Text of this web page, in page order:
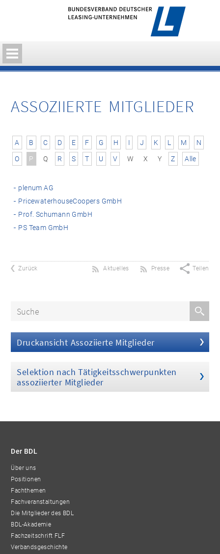
ASSOZIIERTE MITGLIEDER
A B C D E F G H I J K L M N
O P Q R S T U V W X Y Z Alle
plenum AG
PricewaterhouseCoopers GmbH
Prof. Schumann GmbH
PS Team GmbH
Zurück Teilen
Presse
Aktuelles
Druckansicht Assoziierte Mitglieder
Selektion nach Tätigkeitsschwerpunkten
assoziierter Mitglieder
Der BDL
Über uns
Positionen
Fachthemen
Fachveranstaltungen
Die Mitglieder des BDL
BDL-Akademie
Fachzeitschrift FLF
Verbandsgeschichte